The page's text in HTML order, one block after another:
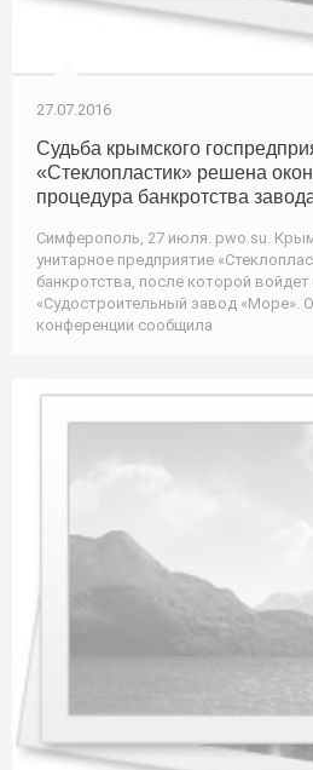
27.07.2016
Судьба крымского
«Стеклопластик» решена
процедура банкротства
Симферополь, 27 июля. pwo.su.
унитарное предприятие
банкротства, после которой
«Судостроительный завод «Море».
конференции сообщила